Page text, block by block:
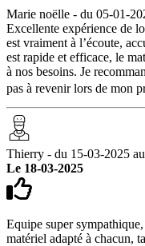
Marie noëlle - du 05-01-
Excellente expérience de
est vraiment à l’écoute,
est rapide et efficace, le
à nos besoins. Je
pas à revenir lors de mon
Thierry - du 15-03-2025
Le 18-03-2025
Equipe super
matériel adapté à chacun,